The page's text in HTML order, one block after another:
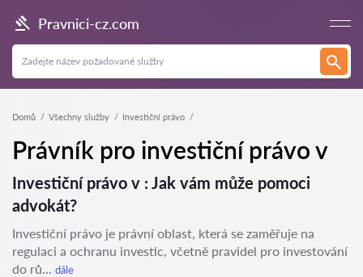
Pravnici-cz.com
Domů Všechny služby Investiční právo
Právník pro investiční právo v
Investiční právo v : Jak vám může pomoci
advokát?
Investiční právo je právní oblast, která se zaměřuje na
regulaci a ochranu investic, včetně pravidel pro investování
do rů... dále